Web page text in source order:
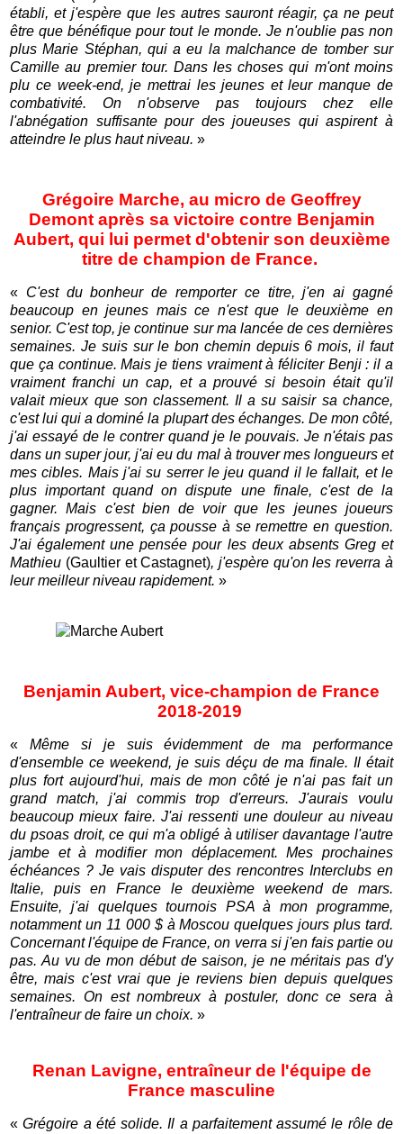
établi, et j'espère que les autres sauront réagir, ça ne peut
être que bénéfique pour tout le monde. Je n'oublie pas non
plus Marie Stéphan, qui a eu la malchance de tomber sur
Camille au premier tour. Dans les choses qui m'ont moins
plu ce week-end, je mettrai les jeunes et leur manque de
combativité. On n'observe pas toujours chez elle
l'abnégation suffisante pour des joueuses qui aspirent à
atteindre le plus haut niveau.»
Grégoire Marche, au micro de Geoffrey
Demont après sa victoire contre Benjamin
Aubert, qui lui permet d'obtenir son deuxième
titre de champion de France.
« C'est du bonheur de remporter ce titre, j'en ai gagné
beaucoup en jeunes mais ce n'est que le deuxième en
senior. C'est top, je continue sur ma lancée de ces dernières
semaines. Je suis sur le bon chemin depuis 6 mois, il faut
que ça continue. Mais je tiens vraiment à féliciter Benji : il a
vraiment franchi un cap, et a prouvé si besoin était qu'il
valait mieux que son classement. Il a su saisir sa chance,
c'est lui qui a dominé la plupart des échanges. De mon côté,
j'ai essayé de le contrer quand je le pouvais. Je n'étais pas
dans un super jour, j'ai eu du mal à trouver mes longueurs et
mes cibles. Mais j'ai su serrer le jeu quand il le fallait, et le
plus important quand on dispute une finale, c'est de la
gagner. Mais c'est bien de voir que les jeunes joueurs
français progressent, ça pousse à se remettre en question.
J'ai également une pensée pour les deux absents Greg et
Mathieu (Gaultier et Castagnet), j'espère qu'on les reverra à
leur meilleur niveau rapidement.»
Benjamin Aubert, vice-champion de France
2018-2019
«Même si je suis évidemment de ma performance
d'ensemble ce weekend, je suis déçu de ma finale. Il était
plus fort aujourd'hui, mais de mon côté je n'ai pas fait un
grand match, j'ai commis trop d'erreurs. J'aurais voulu
beaucoup mieux faire. J'ai ressenti une douleur au niveau
du psoas droit, ce qui m'a obligé à utiliser davantage l'autre
jambe et à modifier mon déplacement. Mes prochaines
échéances ? Je vais disputer des rencontres Interclubs en
Italie, puis en France le deuxième weekend de mars.
Ensuite, j'ai quelques tournois PSA à mon programme,
notamment un 11 000 $ à Moscou quelques jours plus tard.
Concernant l'équipe de France, on verra si j'en fais partie ou
pas. Au vu de mon début de saison, je ne méritais pas d'y
être, mais c'est vrai que je reviens bien depuis quelques
semaines. On est nombreux à postuler, donc ce sera à
l'entraîneur de faire un choix. »
Renan Lavigne, entraîneur de l'équipe de
France masculine
«Grégoire a été solide. Il a parfaitement assumé le rôle de